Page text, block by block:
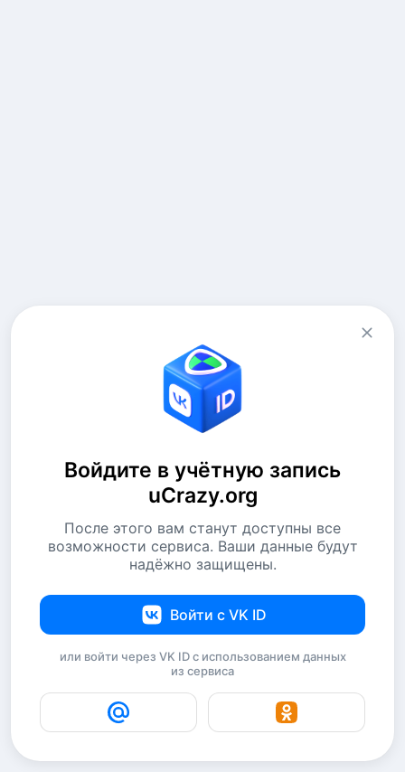
Войдите в учётную запись
uCrazy.org
После этого вам станут доступны все
возможности сервиса. Ваши данные будут
надёжно защищены.
Войти с VK ID
или войти через VK ID с использованием данных
из сервиса